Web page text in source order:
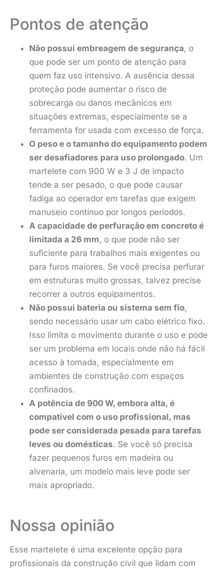
Pontos de atenção
Não possui embreagem de segurança, o
que pode ser um ponto de atenção para
quem faz uso intensivo. A ausência dessa
proteção pode aumentar o risco de
sobrecarga ou danos mecânicos em
situações extremas, especialmente se a
ferramenta for usada com excesso de força.
O peso e o tamanho do equipamento podem
ser desafiadores para uso prolongado. Um
martelete com 900 W e 3 J de impacto
tende a ser pesado, o que pode causar
fadiga ao operador em tarefas que exigem
manuseio contínuo por longos períodos.
A capacidade de perfuração em concreto é
limitada a 26 mm, o que pode não ser
suficiente para trabalhos mais exigentes ou
para furos maiores. Se você precisa perfurar
em estruturas muito grossas, talvez precise
recorrer a outros equipamentos.
Não possui bateria ou sistema sem fio,
sendo necessário usar um cabo elétrico fixo.
Isso limita o movimento durante o uso e pode
ser um problema em locais onde não há fácil
acesso à tomada, especialmente em
ambientes de construção com espaços
confinados.
A potência de 900 W, embora alta, é
compatível com o uso profissional, mas
pode ser considerada pesada para tarefas
leves ou domésticas. Se você só precisa
fazer pequenos furos em madeira ou
alvenaria, um modelo mais leve pode ser
mais apropriado.
Nossa opinião
Esse martelete é uma excelente opção para
profissionais da construção civil que lidam com